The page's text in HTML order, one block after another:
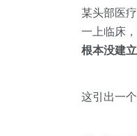
某头部医
一上临床
根本没建立
这引出一